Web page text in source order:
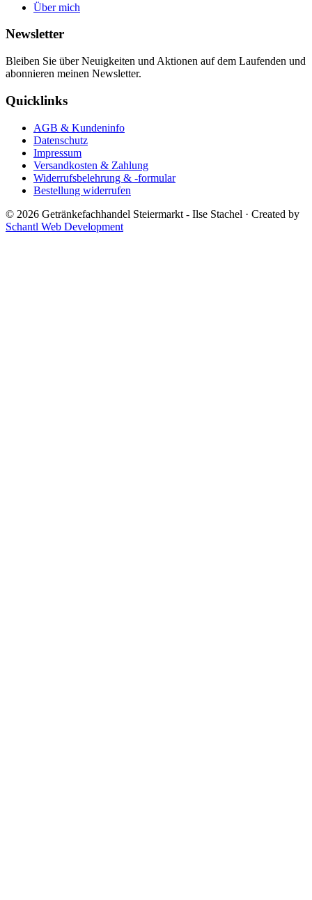
Über mich
Newsletter
Bleiben Sie über Neuigkeiten und Aktionen auf dem Laufenden und
abonnieren meinen Newsletter.
Quicklinks
AGB & Kundeninfo
Datenschutz
Impressum
Versandkosten & Zahlung
Widerrufsbelehrung & -formular
Bestellung widerrufen
© 2026 Getränkefachhandel Steiermarkt - Ilse Stachel · Created by
Schantl Web Development